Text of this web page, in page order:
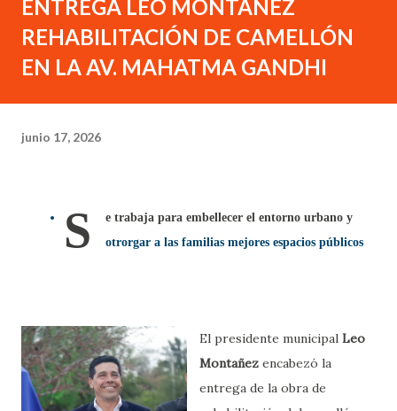
ENTREGA LEO MONTAÑEZ
REHABILITACIÓN DE CAMELLÓN
EN LA AV. MAHATMA GANDHI
junio 17, 2026
S
e trabaja para embellecer el entorno urbano y
otrorgar a las familias mejores espacios públicos
El presidente municipal Leo
Montañez encabezó la
entrega de la obra de